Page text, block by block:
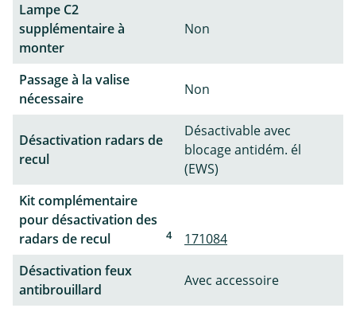
Lampe C2
supplémentaire à
monter
Non
Passage à la valise
nécessaire
Non
Désactivation radars de
recul
Désactivable avec
blocage antidém. él
(EWS)
Kit complémentaire
pour désactivation des
radars de recul
4
171084
Désactivation feux
antibrouillard
Avec accessoire